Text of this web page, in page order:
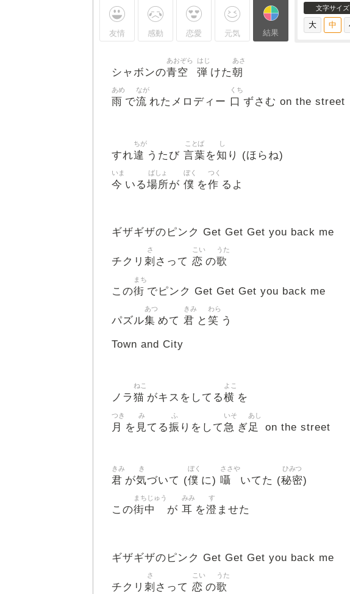
友情 感動 恋愛 元気 結果
文字サイズ
シャボンの青空
あおぞら
弾
はじ
けた朝
あさ
雨
あめ
で流
なが
れたメロディー 口
くち
ずさむ on the street
すれ違
ちが
うたび 言葉
ことば
を知
し
り (ほらね)
今
いま
いる場所
ばしょ
が 僕
ぼく
を作
つく
るよ
ギザギザのピンク Get Get Get you back me
チクリ 刺
さ
さって 恋
こい
の歌
うた
この街
まち
でピンク Get Get Get you back me
パズル集
あつ
めて 君
きみ
と 笑
わら
う
Town and City
ノラ 猫
ねこ
がキスをしてる横
よこ
を
月
つき
を 見
み
てる振
ふ
りをして 急
いそ
ぎ足
あし
on the street
君
きみ
が気
き
づいて (僕
ぼく
に) 囁
ささや
いてた (秘密
ひみつ
)
この街中
まちじゅう
が 耳
みみ
を澄
す
ませた
ギザギザのピンク Get Get Get you back me
チクリ 刺
さ
さって 恋
こい
の歌
うた